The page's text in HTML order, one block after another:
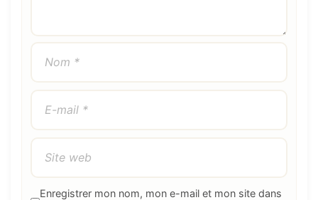
Enregistrer mon nom, mon e-mail et mon site dans